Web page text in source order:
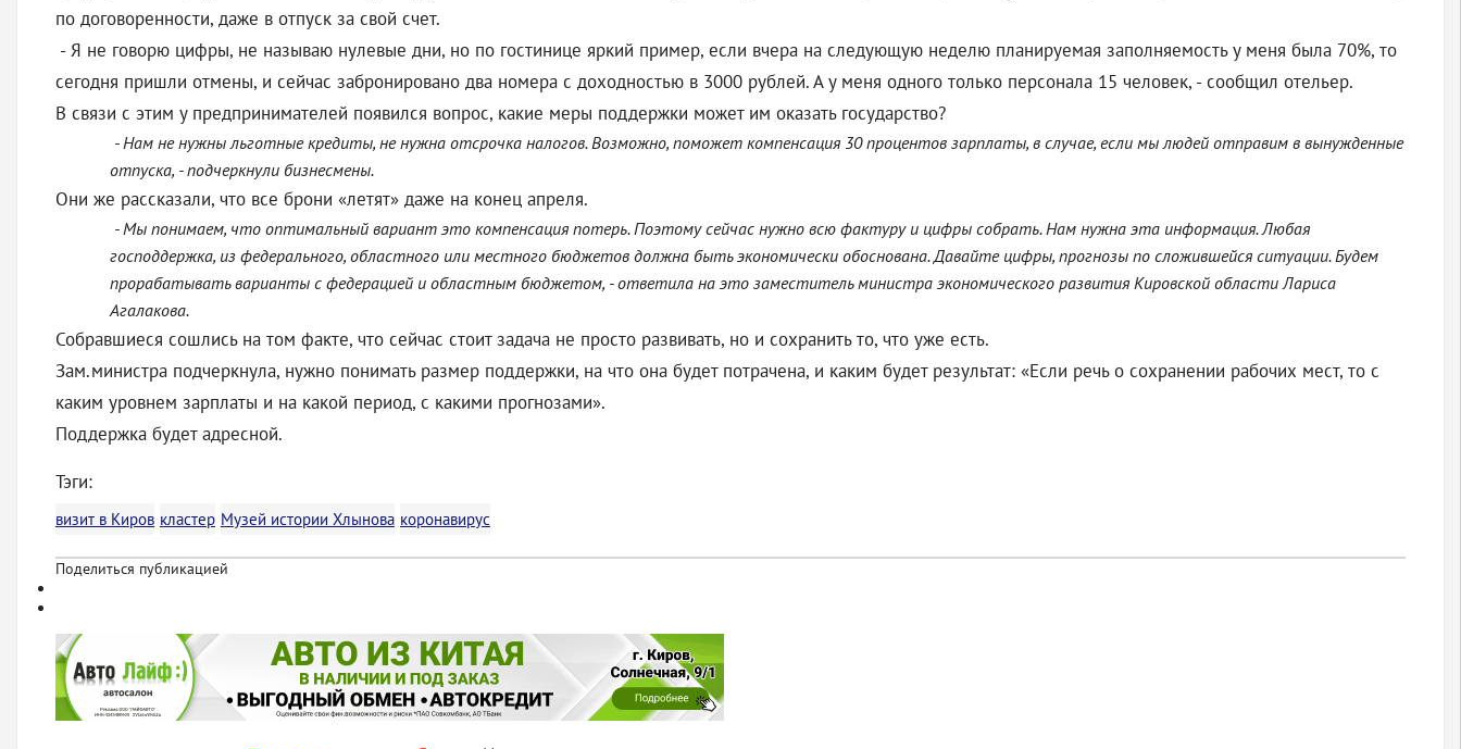
по договоренности, даже в отпуск за свой счет.
- Я не говорю цифры, не называю нулевые дни, но по гостинице яркий пример, если вчера на следующую неделю планируемая заполняемость у меня была 70%, то
сегодня пришли отмены, и сейчас забронировано два номера с доходностью в 3000 рублей. А у меня одного только персонала 15 человек, - сообщил отельер.
В связи с этим у предпринимателей появился вопрос, какие меры поддержки может им оказать государство?
- Нам не нужны льготные кредиты, не нужна отсрочка налогов. Возможно, поможет компенсация 30 процентов зарплаты, в случае, если мы людей отправим в вынужденные
отпуска, - подчеркнули бизнесмены.
Они же рассказали, что все брони «летят» даже на конец апреля.
- Мы понимаем, что оптимальный вариант это компенсация потерь. Поэтому сейчас нужно всю фактуру и цифры собрать. Нам нужна эта информация. Любая
господдержка, из федерального, областного или местного бюджетов должна быть экономически обоснована. Давайте цифры, прогнозы по сложившейся ситуации. Будем
прорабатывать варианты с федерацией и областным бюджетом, - ответила на это заместитель министра экономического развития Кировской области Лариса
Агалакова.
Собравшиеся сошлись на том факте, что сейчас стоит задача не просто развивать, но и сохранить то, что уже есть.
Зам.министра подчеркнула, нужно понимать размер поддержки, на что она будет потрачена, и каким будет результат: «Если речь о сохранении рабочих мест, то с
каким уровнем зарплаты и на какой период, с какими прогнозами».
Поддержка будет адресной.
Тэги:
визит в Киров кластер Музей истории Хлынова коронавирус
Поделиться публикацией